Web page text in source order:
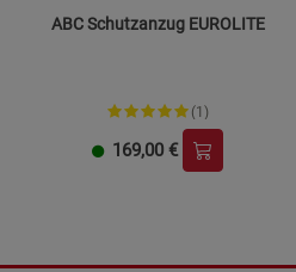
ABC Schutzanzug EUROLITE
(1)
169,00 €